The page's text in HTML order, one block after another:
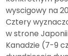
wyscigowy na
Cztery
w strone
Kanadzie (7-9